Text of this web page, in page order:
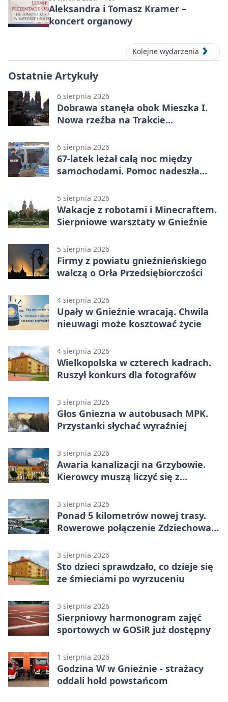
Aleksandra i Tomasz Kramer –
koncert organowy
Kolejne wydarzenia
Ostatnie Artykuły
6 sierpnia 2026
Dobrawa stanęła obok Mieszka I.
Nowa rzeźba na Trakcie
6 sierpnia 2026
67-latek leżał całą noc między
samochodami. Pomoc nadeszła
5 sierpnia 2026
Wakacje z robotami i Minecraftem.
Sierpniowe warsztaty w Gnieźnie
5 sierpnia 2026
Firmy z powiatu gnieźnieńskiego
walczą o Orła Przedsiębiorczości
4 sierpnia 2026
Upały w Gnieźnie wracają. Chwila
nieuwagi może kosztować życie
4 sierpnia 2026
Wielkopolska w czterech kadrach.
Ruszył konkurs dla fotografów
3 sierpnia 2026
Głos Gniezna w autobusach MPK.
Przystanki słychać wyraźniej
3 sierpnia 2026
Awaria kanalizacji na Grzybowie.
Kierowcy muszą liczyć się z
3 sierpnia 2026
Ponad 5 kilometrów nowej trasy.
Rowerowe połączenie Zdziechowa z
3 sierpnia 2026
Sto dzieci sprawdzało, co dzieje się
ze śmieciami po wyrzuceniu
3 sierpnia 2026
Sierpniowy harmonogram zajęć
sportowych w GOSiR już dostępny
1 sierpnia 2026
Godzina W w Gnieźnie - strażacy
oddali hołd powstańcom